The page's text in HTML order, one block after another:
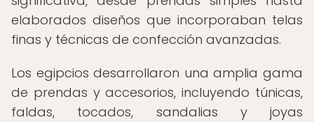
elaborados diseños que incorporaban telas
finas y técnicas de confección avanzadas.
Los egipcios desarrollaron una amplia gama
de prendas y accesorios, incluyendo túnicas,
faldas, tocados, sandalias y joyas